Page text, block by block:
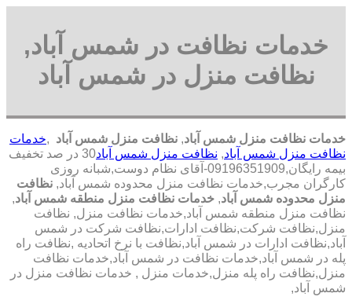
خدمات نظافت در شمس آباد,
نظافت منزل در شمس آباد
خدمات نظافت منزل شمس آباد, نظافت منزل شمس آباد ,خدمات
نظافت منزل شمس آباد, نظافت منزل شمس آباد
30 در صد تخفیف
بیمه رایگان,09196351909-آقای نظام دوست,شبانه روزی
کارگران مجرب,خدمات نظافت منزل محدوده شمس آباد, نظافت
منزل محدوده شمس آباد, خدمات نظافت منزل منطقه شمس آباد,
نظافت منزل منطقه شمس آباد,خدمات نظافت منزل, نظافت
منزل,نظافت شرکت,نظافت ادارات,نظافت شرکت در شمس
آباد,نظافت ادارات در شمس آباد,نظافت با نرخ اتحادیه ,نظافت راه
پله در شمس آباد,خدمات نظافت در شمس آباد,خدمات نظافت
منزل,نظافت راه پله منزل,خدمات منزل , خدمات نظافت منزل در
شمس آباد,